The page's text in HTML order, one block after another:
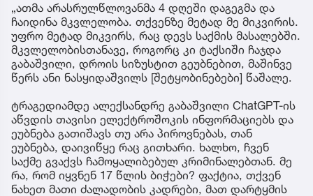
„ათმა არასრულწლოვანმა 4 დღეში დაგეგმა და
ჩაიდინა მკვლელობა. თქვენზე მეტად მე მიკვირის.
უფრო მეტად მიკვირს, რაც დევს საქმის მასალებში.
მკვლელობისთანავე, როგორც კი ტაქსიში ჩაჯდა
გაბაშვილი, დროის სიზუსტით გეუბნებით, მაშინვე
წერს ანი ნასყიდაშვილს [შეტყობინებები] წაშალე.
ტრაგედიამდე ალექსანდრე გაბაშვილი ChatGPT-ის
აწვდის თავისი ელექტროშოკის ინფორმაციებს და
ეუბნება გათიშავს თუ არა პიროვნებას, თან
ეუბნება, დაივიწყე რაც გითხარი. ხალხო, ჩვენ
საქმე გვაქვს ჩამოყალიბებულ კრიმინალებთან. მე
რა, რომ იყვნენ 17 წლის ბიჭები? ფაქტია, თქვენ
ნახეთ მათი ძალადობის კადრები, მათ დარტყმის